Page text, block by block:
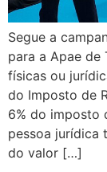
Segue a
para a Apae de
físicas ou
do Imposto de
6% do imposto
pessoa jurídica
do valor […]